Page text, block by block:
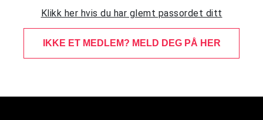
Klikk her hvis du har glemt passordet ditt
IKKE ET MEDLEM? MELD DEG PÅ HER